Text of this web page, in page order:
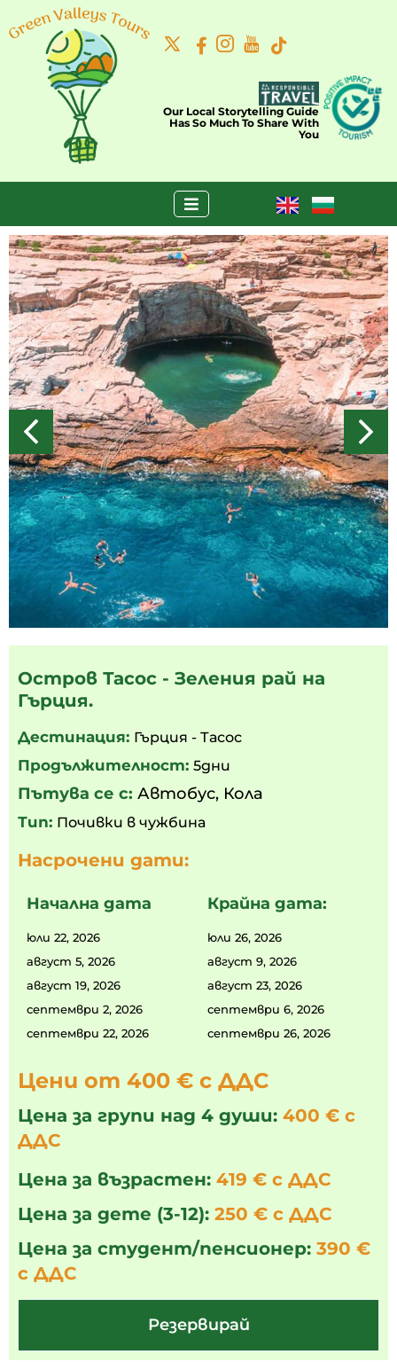
Our Local Storytelling Guide
Has So Much To Share With
You
Остров Тасос - Зеления рай на
Гърция.
Дестинация: Гърция - Тасос
Продължителност: 5дни
Пътува се с: Автобус, Кола
Тип: Почивки в чужбина
Насрочени дати:
Начална дата
юли 22, 2026
август 5, 2026
август 19, 2026
септември 2, 2026
септември 22, 2026
Крайна дата:
юли 26, 2026
август 9, 2026
август 23, 2026
септември 6, 2026
септември 26, 2026
Цени от 400 € с ДДС
Цена за групи над 4 души: 400 € с
ДДС
Цена за възрастен: 419 € с ДДС
Цена за дете (3-12): 250 € с ДДС
Цена за студент/пенсионер: 390 €
с ДДС
Резервирай